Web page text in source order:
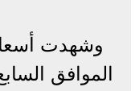
وشهدت
الموافق